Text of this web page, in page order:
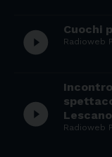
play_circle_filled Cuochi
Radioweb
play_circle_filled Radioweb